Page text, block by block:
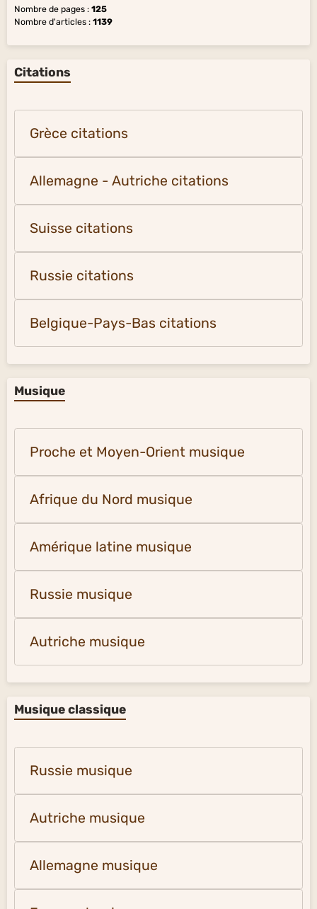
Nombre de pages : 125
Nombre d'articles : 1139
Citations
Grèce citations
Allemagne - Autriche citations
Suisse citations
Russie citations
Belgique-Pays-Bas citations
Musique
Proche et Moyen-Orient musique
Afrique du Nord musique
Amérique latine musique
Russie musique
Autriche musique
Musique classique
Russie musique
Autriche musique
Allemagne musique